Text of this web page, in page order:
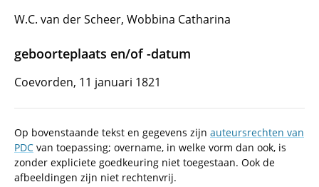
W.C. van der Scheer, Wobbina Catharina
geboorteplaats en/of -datum
Coevorden, 11 januari 1821
Op bovenstaande tekst en gegevens zijn auteursrechten van
PDC van toepassing; overname, in welke vorm dan ook, is
zonder expliciete goedkeuring niet toegestaan. Ook de
afbeeldingen zijn niet rechtenvrij.